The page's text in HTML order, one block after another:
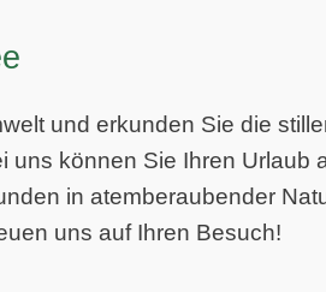
und erkunden Sie die
können Sie Ihren Urlaub
in atemberaubender
uns auf Ihren Besuch!